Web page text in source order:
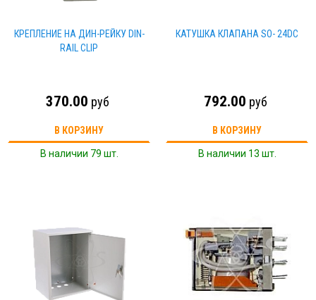
КРЕПЛЕНИЕ НА ДИН-РЕЙКУ DIN-
RAIL CLIP
370.00 руб
В КОРЗИНУ
В наличии 79 шт.
КАТУШКА КЛАПАНА SO- 24DC
792.00 руб
В КОРЗИНУ
В наличии 13 шт.